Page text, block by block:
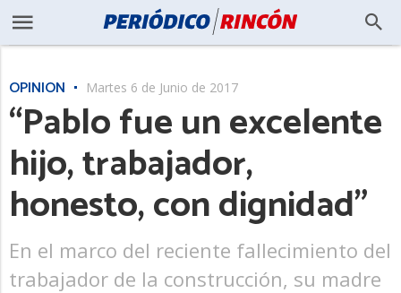
OPINIÓN Martes 6 de Junio de 2017
“Pablo fue un excelente
hijo, trabajador,
honesto, con dignidad”
En el marco del reciente fallecimiento del
trabajador de la construcción, su madre